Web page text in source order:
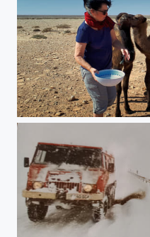
Sahara - Begegnung